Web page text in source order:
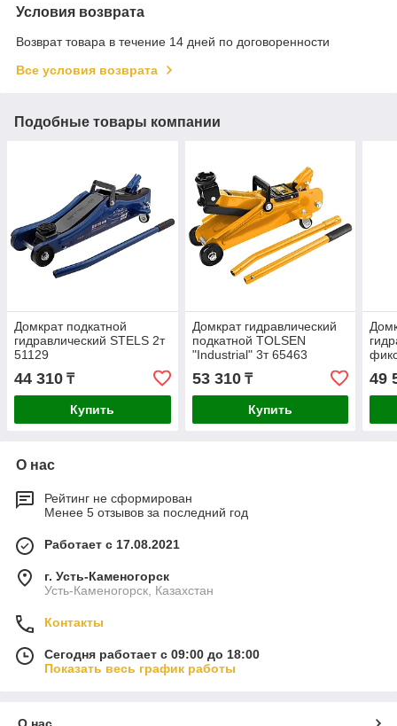
Условия возврата
Возврат товара в течение 14 дней по договоренности
Все условия возврата
Подобные товары компании
Домкрат подкатной
гидравлический STELS 2т
51129
44 310 ₸
Купить
Домкрат гидравлический
подкатной TOLSEN
"Industrial" 3т 65463
53 310₸
Купить
49
О нас
Рейтинг не сформирован
Менее 5 отзывов за последний год
Работает с 17.08.2021
г. Усть-Каменогорск
Усть-Каменогорск, Казахстан
Контакты
Сегодня работает с 09:00 до 18:00
Показать весь график работы